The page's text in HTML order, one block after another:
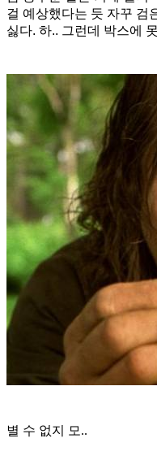
걸 예상했다는 듯 자꾸 검
싫다. 하.. 그런데 박스에
별 수 없지 모..